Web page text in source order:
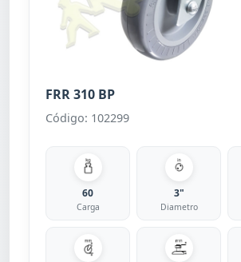
FRR 310 BP
Código: 102299
60
Carga
3"
Diametro